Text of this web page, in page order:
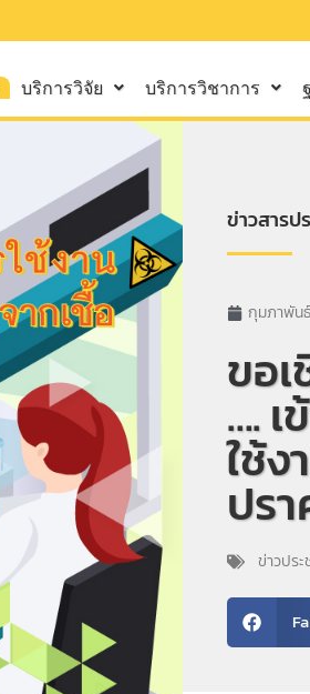
บริการวิจัย บริการวิชาการ
ข่าวสารป
กุมภาพัน
ขอ
….
ใช้
ปร
ข่าวปร